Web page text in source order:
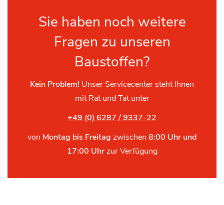
Sie haben noch weitere
Fragen zu unseren
Baustoffen?
Kein Problem! Unser Servicecenter steht Ihnen
mit Rat und Tat unter
+49 (0) 6287 / 9337-22
von Montag bis Freitag zwischen 8:00 Uhr und
17:00 Uhrzur Verfügung